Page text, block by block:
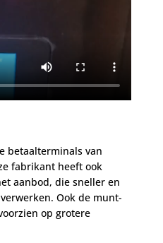
betaalterminals van
fabrikant heeft ook
aanbod, die sneller en
Ook de munt-
op grotere